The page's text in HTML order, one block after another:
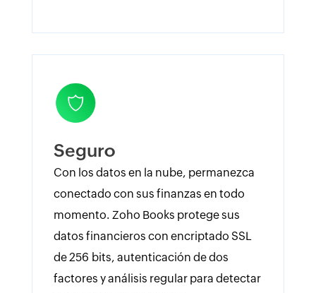
Seguro
Con los datos en la nube, permanezca
conectado con sus finanzas en todo
momento. Zoho Books protege sus
datos financieros con encriptado SSL
de 256 bits, autenticación de dos
factores y análisis regular para detectar